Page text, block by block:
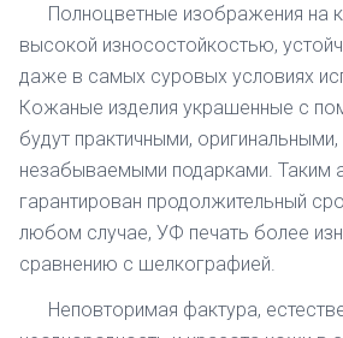
Полноцветные изображения на
высокой износостойкостью,
даже в самых суровых условиях
Кожаные изделия украшенные с
будут практичными,
незабываемыми подарками. Таким
гарантирован продолжительный
любом случае, УФ печать более
сравнению с шелкографией.
Неповторимая фактура,